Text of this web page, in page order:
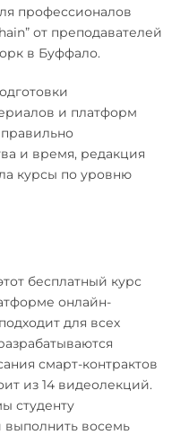
профессионалов
от преподавателей
в Буффало.
и платформ
и время, редакция
курсы по уровню
бесплатный курс
онлайн-
для всех
смарт-контрактов
из 14 видеолекций.
студенту
выполнить восемь